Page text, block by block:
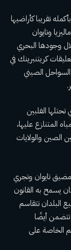
تقريبا كأراضيها
وتايوان
وجودها البحري
كريتنبرينك في
الصيني
تحتلها الفلبين
المتنازع عليها،
الصين والولايات
مضيق تايوان وتجري
يسمح به القانون
البلدان تتقاسم
تتضمن أيضًا
الخاصة على